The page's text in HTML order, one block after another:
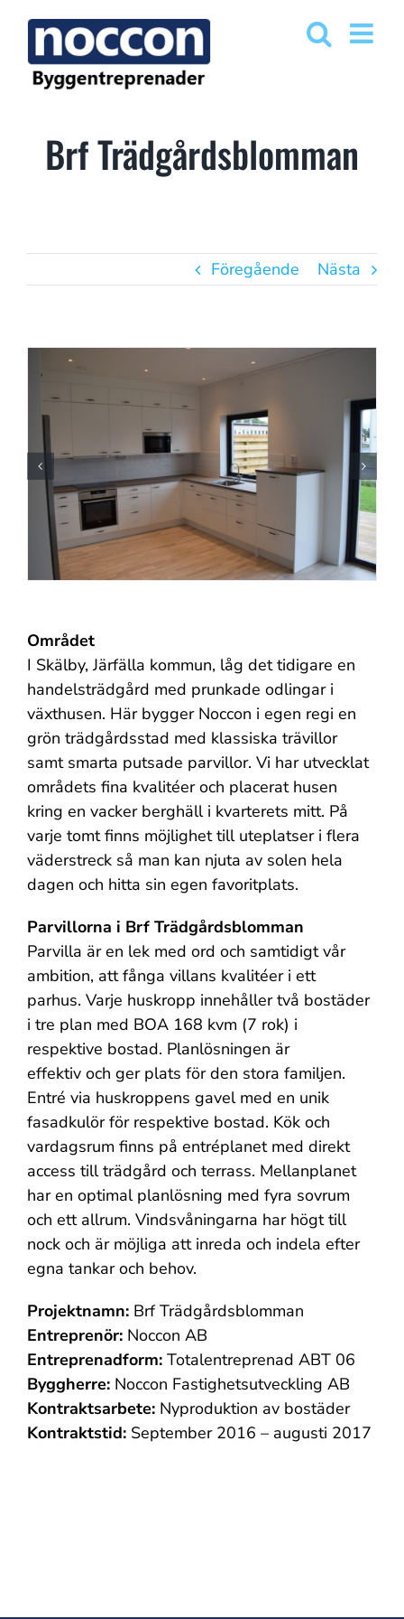
innehållet
Brf Trädgårdsblomman
Föregående Nästa
Området
I Skälby, Järfälla kommun, låg det tidigare en
handelsträdgård med prunkade odlingar i
växthusen. Här bygger Noccon i egen regi en
grön trädgårdsstad med klassiska trävillor
samt smarta putsade parvillor. Vi har utvecklat
områdets fina kvalitéer och placerat husen
kring en vacker berghäll i kvarterets mitt. På
varje tomt finns möjlighet till uteplatser i flera
väderstreck så man kan njuta av solen hela
dagen och hitta sin egen favoritplats.
Parvillorna i Brf Trädgårdsblomman
Parvilla är en lek med ord och samtidigt vår
ambition, att fånga villans kvalitéer i ett
parhus. Varje huskropp innehåller två bostäder
i tre plan med BOA 168 kvm (7 rok) i
respektive bostad. Planlösningen är
effektiv och ger plats för den stora familjen.
Entré via huskroppens gavel med en unik
fasadkulör för respektive bostad. Kök och
vardagsrum finns på entréplanet med direkt
access till trädgård och terrass. Mellanplanet
har en optimal planlösning med fyra sovrum
och ett allrum. Vindsvåningarna har högt till
nock och är möjliga att inreda och indela efter
egna tankar och behov.
Projektnamn:Brf Trädgårdsblomman
Entreprenör:Noccon AB
Entreprenadform:Totalentreprenad ABT 06
Byggherre:Noccon Fastighetsutveckling AB
Kontraktsarbete:Nyproduktion av bostäder
Kontraktstid:September 2016 – augusti 2017